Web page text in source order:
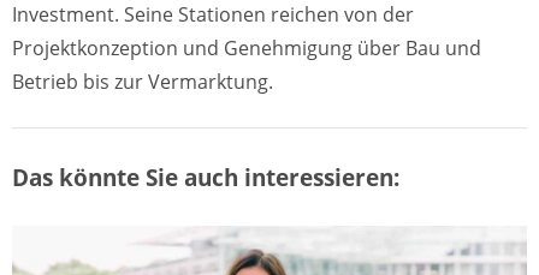
Investment. Seine Stationen reichen von der
Projektkonzeption und Genehmigung über Bau und
Betrieb bis zur Vermarktung.
Das könnte Sie auch interessieren: